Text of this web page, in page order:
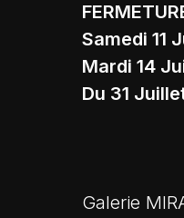
Samedi 11
Mardi 14
Du 31
Galerie